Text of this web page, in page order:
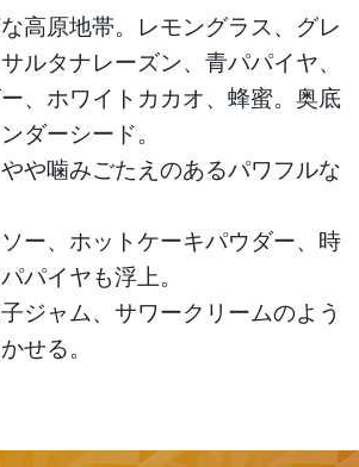
高原地帯。レモングラス、グレ
ルタナレーズン、青パパイヤ、
、ホワイトカカオ、蜂蜜。奥底
ダーシード。
や噛みごたえのあるパワフルな
ー、ホットケーキパウダー、時
パイヤも浮上。
ジャム、サワークリームのよう
せる。